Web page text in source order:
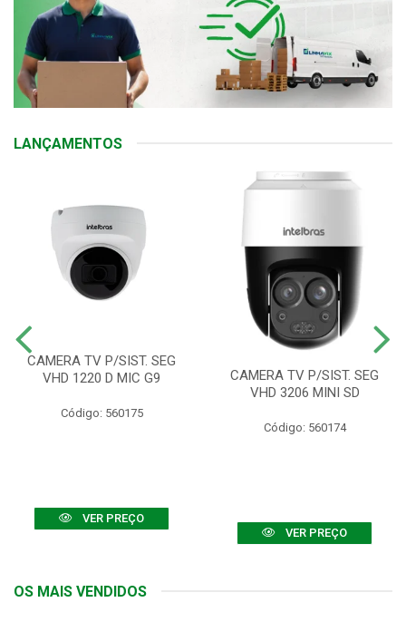
LANÇAMENTOS
CAMERA TV P/SIST. SEG
VHD 1220 D MIC G9
Código: 560175
VER PREÇO
CAMERA TV P/SIST. SEG
VHD 3206 MINI SD
Código: 560174
VER PREÇO
OS MAIS VENDIDOS